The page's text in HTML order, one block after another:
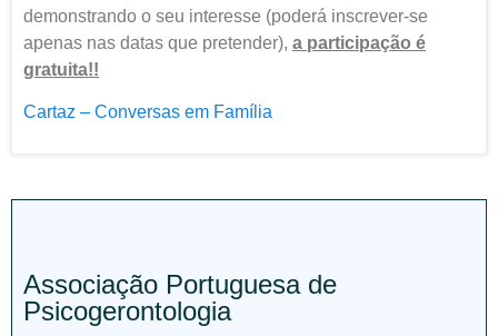
demonstrando o seu interesse (poderá inscrever-se
apenas nas datas que pretender), a participação é
gratuita!!
Cartaz – Conversas em Família
Associação Portuguesa de
Psicogerontologia